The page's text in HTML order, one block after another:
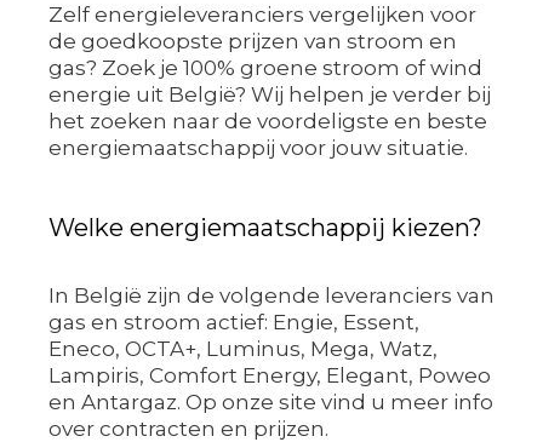
Zelf energieleveranciers vergelijken voor
de goedkoopste prijzen van stroom en
gas? Zoek je 100% groene stroom of wind
energie uit België? Wij helpen je verder bij
het zoeken naar de voordeligste en beste
energiemaatschappij voor jouw situatie.
Welke energiemaatschappij kiezen?
In België zijn de volgende leveranciers van
gas en stroom actief: Engie, Essent,
Eneco, OCTA+, Luminus, Mega, Watz,
Lampiris, Comfort Energy, Elegant, Poweo
en Antargaz. Op onze site vind u meer info
over contracten en prijzen.